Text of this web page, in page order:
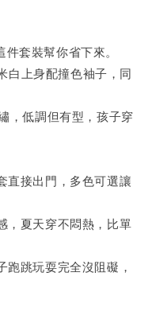
套裝幫你省下來。
白上身配撞色袖子，同
，低調但有型，孩子穿
直接出門，多色可選讓
，夏天穿不悶熱，比單
跑跳玩耍完全沒阻礙，